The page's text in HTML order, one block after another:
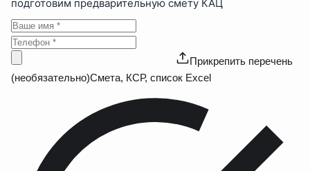
подготовим предварительную смету КАЦ
Прикрепить перечень
(необязательно)Смета, КСР, список Excel